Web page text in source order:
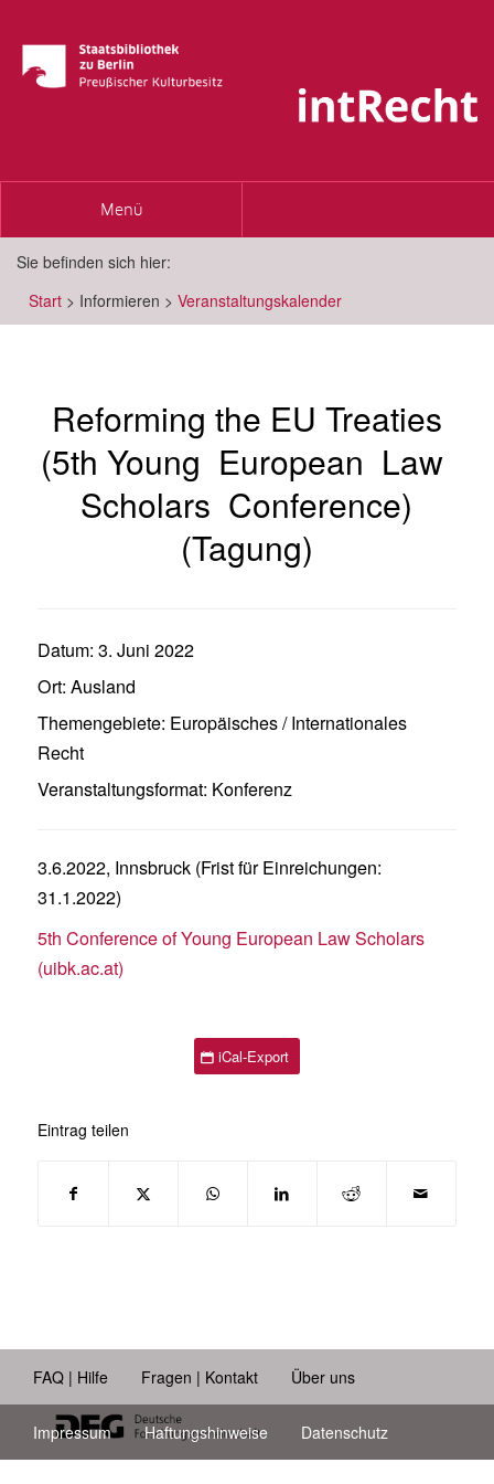
Toggle
Menü
Sie befinden sich hier:
Start > Informieren > Veranstaltungskalender
Reforming the EU Treaties
(5th Young European Law
Scholars Conference)
(Tagung)
Datum: 3. Juni 2022
Ort: Ausland
Themengebiete: Europäisches / Internationales
Recht
Veranstaltungsformat: Konferenz
3.6.2022, Innsbruck (Frist für Einreichungen:
31.1.2022)
5th Conference of Young European Law Scholars
(uibk.ac.at)
iCal-Export
Eintrag teilen
FAQ | Hilfe Fragen | Kontakt Über uns
Impressum Haftungshinweise Datenschutz